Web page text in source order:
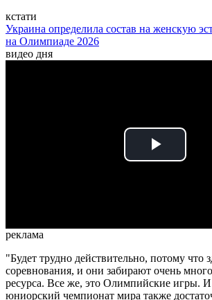
кстати
Украина определила состав на женскую
на Олимпиаде 2026
видео дня
Play
реклама
"Будет трудно действительно, потому что
соревнования, и они забирают очень
ресурса. Все же, это Олимпийские игры.
юниорский чемпионат мира также